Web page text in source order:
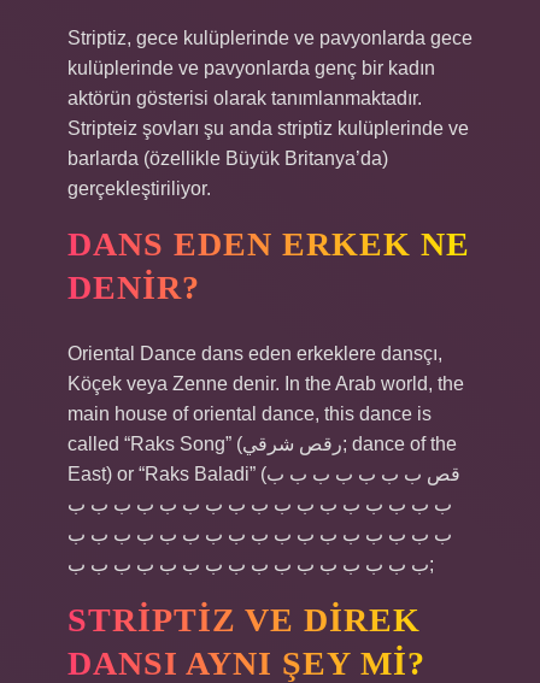
Striptiz, gece kulüplerinde ve pavyonlarda gece
kulüplerinde ve pavyonlarda genç bir kadın
aktörün gösterisi olarak tanımlanmaktadır.
Stripteiz şovları şu anda striptiz kulüplerinde ve
barlarda (özellikle Büyük Britanya’da)
gerçekleştiriliyor.
DANS EDEN ERKEK NE
DENIR?
Oriental Dance dans eden erkeklere dansçı,
Köçek veya Zenne denir. In the Arab world, the
main house of oriental dance, this dance is
called “Raks Song” (رقص شرقي; dance of the
East) or “Raks Baladi” (قص ب ب ب ب ب ب ب
ب ب ب ب ب ب ب ب ب ب ب ب ب ب ب ب ب
ب ب ب ب ب ب ب ب ب ب ب ب ب ب ب ب ب
ب ب ب ب ب ب ب ب ب ب ب ب ب ب ب ب;
STRIPTIZ VE DIREK
DANSI AYNI ŞEY MI?